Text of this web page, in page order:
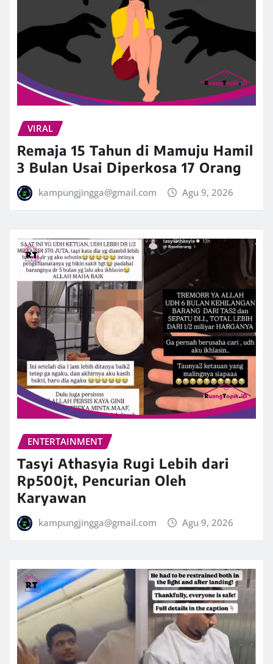
VIRAL
Remaja 15 Tahun di Mamuju Hamil
3 Bulan Usai Diperkosa 17 Orang
kampungjingga@gmail.com Agu 9, 2026
ENTERTAINMENT
Tasyi Athasyia Rugi Lebih dari
Rp500jt, Pencurian Oleh
Karyawan
kampungjingga@gmail.com Agu 9, 2026